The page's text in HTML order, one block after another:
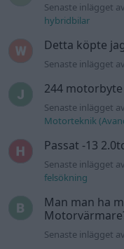
Senaste inlägget av
hybridbilar
Detta köpte
Senaste inlägget
244
Senaste inlägget av
Motorteknik
Passat -13
Senaste inlägget
felsökning
Man man ha
Senaste inlägget av